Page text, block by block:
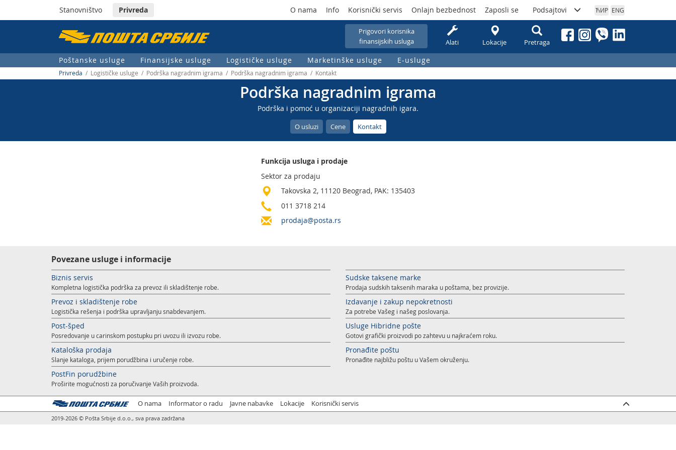
Пошта
Србије
д.о.о.
Stanovništvo Privreda
Prigovori korisnika
finansijskih usluga
Alati Lokacije Pretraga
O nama Info Korisnički servis Onlajn bezbednost Zaposli se Podsajtovi ЋИР ENG
Poštanske usluge Finansijske usluge Logističke usluge Marketinške usluge E-usluge
Privreda / Logističke usluge / Podrška nagradnim igrama / Podrška nagradnim igrama / Kontakt
Podrška nagradnim igrama
Podrška i pomoć u organizaciji nagradnih igara.
O usluzi Cene Kontakt
Funkcija usluga i prodaje
Sektor za prodaju
Takovska 2, 11120 Beograd, PAK: 135403
011 3718 214
prodaja@posta.rs
Povezane usluge i informacije
Biznis servis
Kompletna logistička podrška za prevoz ili skladištenje robe.
Prevoz i skladištenje robe
Logistička rešenja i podrška upravljanju snabdevanjem.
Post-šped
Posredovanje u carinskom postupku pri uvozu ili izvozu robe.
Kataloška prodaja
Slanje kataloga, prijem porudžbina i uručenje robe.
PostFin porudžbine
Proširite mogućnosti za poručivanje Vaših proizvoda.
Sudske taksene marke
Prodaja sudskih taksenih maraka u poštama, bez provizije.
Izdavanje i zakup nepokretnosti
Za potrebe Vašeg i našeg poslovanja.
Usluge Hibridne pošte
Gotovi grafički proizvodi po zahtevu u najkraćem roku.
Pronađite poštu
Pronađite najbližu poštu u Vašem okruženju.
O nama Informator o radu Javne nabavke Lokacije Korisnički servis
2019-2026 © Pošta Srbije d.o.o., sva prava zadržana